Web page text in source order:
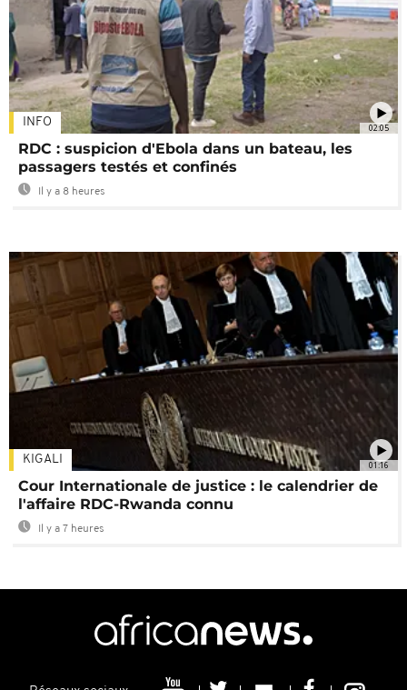
02:05
INFO
RDC : suspicion d'Ebola dans un bateau, les
passagers testés et confinés
Il y a 8 heures
01:16
KIGALI
Cour Internationale de justice : le calendrier de
l'affaire RDC-Rwanda connu
Il y a 7 heures